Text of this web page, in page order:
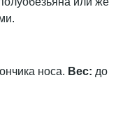
носа. Вес: до